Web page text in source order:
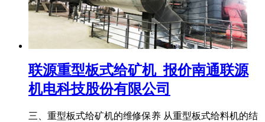
联源重型板式给矿机_报价南通联源
机电科技股份有限公司
三、重型板式给矿机的维修保养 从重型板式给料机的结